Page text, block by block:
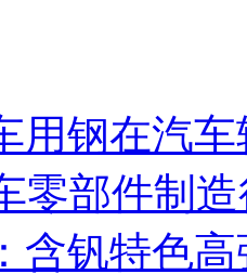
用钢在汽
零部件制
含钒特色